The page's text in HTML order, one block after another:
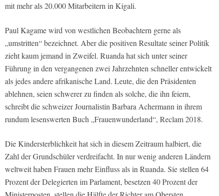
mit mehr als 20.000 Mitarbeitern in Kigali.
Paul Kagame wird von westlichen Beobachtern gerne als
„umstritten“ bezeichnet. Aber die positiven Resultate seiner Politik
zieht kaum jemand in Zweifel. Ruanda hat sich unter seiner
Führung in den vergangenen zwei Jahrzehnten schneller entwickelt
als jedes andere afrikanische Land. Leute, die den Präsidenten
ablehnen, seien schwerer zu finden als solche, die ihn feiern,
schreibt die schweizer Journalistin Barbara Achermann in ihrem
rundum lesenswerten Buch „Frauenwunderland“, Reclam 2018.
Die Kindersterblichkeit hat sich in diesem Zeitraum halbiert, die
Zahl der Grundschüler verdreifacht. In nur wenig anderen Ländern
weltweit haben Frauen mehr Einfluss als in Ruanda. Sie stellen 64
Prozent der Delegierten im Parlament, besetzen 40 Prozent der